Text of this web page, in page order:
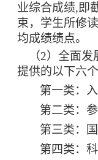
业综合成绩,即
束，学生所修
均成绩绩点。
（2） 全面发
提供的以下六
第一类：
第二类：
第三类：
第四类：